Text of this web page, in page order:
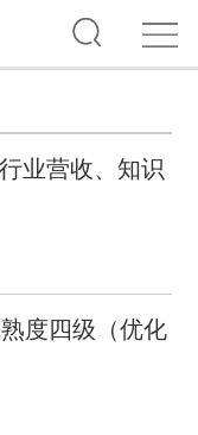
业营收、知识
度四级（优化